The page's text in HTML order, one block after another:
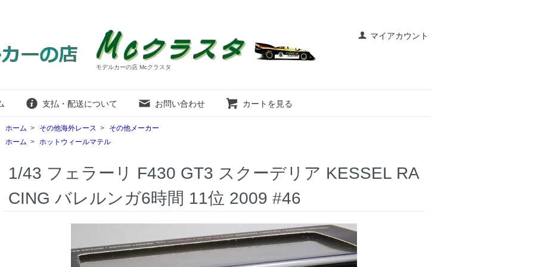
マイアカウント
モデルカーの店 Mcクラスタ
支払・配送について お問い合わせ カートを見る
ホーム > その他海外レース >
その他メーカー
ホーム > ホットウィールマテル
1/43 フェラーリ F430 GT3 スクーデリア KESSEL RA
CING バレルンガ6時間 11位 2009 #46